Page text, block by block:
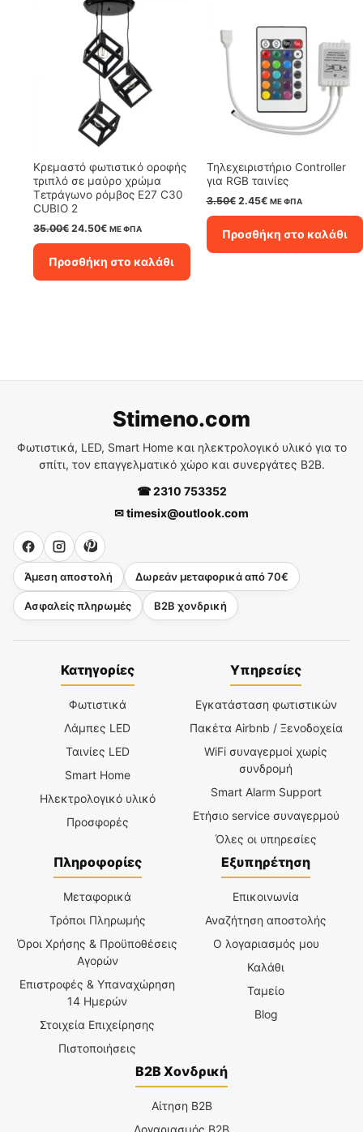
Κρεμαστό φωτιστικό οροφής
τριπλό σε μαύρο χρώμα
Τετράγωνο ρόμβος E27 C30
CUBIO 2
35.00€ Original
35.00€.
24.50€Η
είναι:
24.50€.
ΜΕ ΦΠΑ
Προσθήκη στο καλάθι
Τηλεχειριστήριο Controller
για RGB ταινίες
3.50€ Original
3.50€.
2.45€Η
είναι:
2.45€.
ΜΕ ΦΠΑ
Προσθήκη στο καλάθι
Stimeno.com
Φωτιστικά, LED, Smart Home και ηλεκτρολογικό υλικό για το
σπίτι, τον επαγγελματικό χώρο και συνεργάτες B2B.
☎ 2310 753352
✉ timesix@outlook.com
Άμεση αποστολή Δωρεάν μεταφορικά από 70€
Ασφαλείς πληρωμές B2B χονδρική
Κατηγορίες
Φωτιστικά
Λάμπες LED
Ταινίες LED
Smart Home
Ηλεκτρολογικό υλικό
Προσφορές
Υπηρεσίες
Εγκατάσταση φωτιστικών
Πακέτα Airbnb / Ξενοδοχεία
WiFi συναγερμοί χωρίς
συνδρομή
Smart Alarm Support
Ετήσιο service συναγερμού
Όλες οι υπηρεσίες
Πληροφορίες
Μεταφορικά
Τρόποι Πληρωμής
Όροι Χρήσης & Προϋποθέσεις
Αγορών
Επιστροφές & Υπαναχώρηση
14 Ημερών
Στοιχεία Επιχείρησης
Πιστοποιήσεις
Εξυπηρέτηση
Επικοινωνία
Αναζήτηση αποστολής
Ο λογαριασμός μου
Καλάθι
Ταμείο
Blog
B2B Χονδρική
Αίτηση B2B
Λογαριασμός B2B